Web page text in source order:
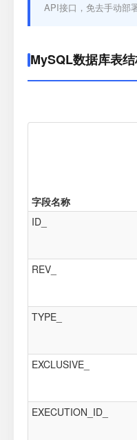
API接口，免去手动部署
MySQL数据库表
字段名称
ID_
REV_
TYPE_
EXCLUSIVE_
EXECUTION_ID_